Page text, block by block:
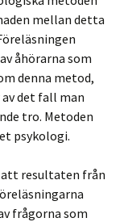
mellan detta
åhörarna som
denna metod,
det fall man
tro. Metoden
psykologi.
att resultaten från
frågorna som